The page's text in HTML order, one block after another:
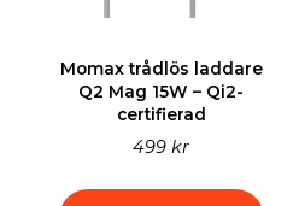
Momax trådlös laddare
Q2 Mag 15W – Qi2-
certifierad
499 kr